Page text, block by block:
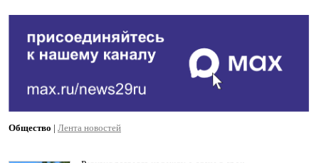
Общество | Лента новостей